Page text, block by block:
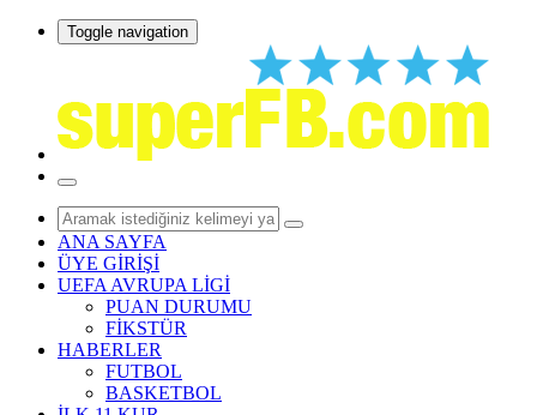
Toggle navigation
ANA SAYFA
ÜYE GİRİŞİ
UEFA AVRUPA LİGİ
PUAN DURUMU
FİKSTÜR
HABERLER
FUTBOL
BASKETBOL